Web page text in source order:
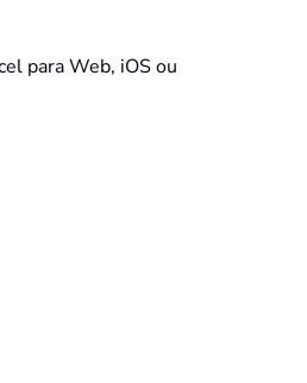
para Web, iOS ou